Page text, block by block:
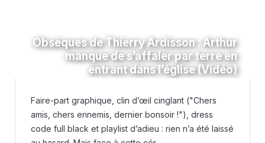
Obsèques de Thierry Ardisson : Arthur
manque de s’affaler par terre en
entrant dans l’église (Vidéo)
Faire-part graphique, clin d’œil cinglant ("Chers
amis, chers ennemis, dernier bonsoir !"), dress
code full black et playlist d’adieu : rien n’a été laissé